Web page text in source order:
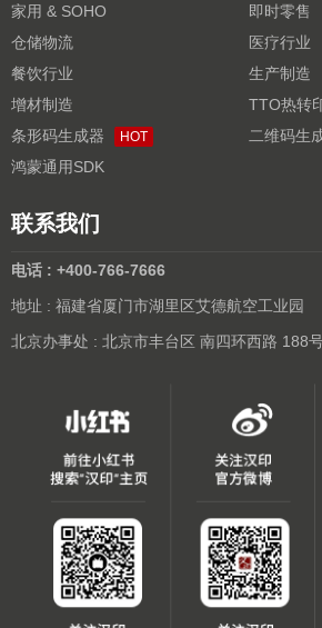
家用 & SOHO
即时零售
仓储物流
医疗行业
餐饮行业
生产制造
增材制造
TTO热转
条形码生成器
HOT 二维码生
鸿蒙通用SDK
联系我们
电话 : +400-766-7666
地址 : 福建省厦门市湖里区艾德航空工业园
北京办事处 : 北京市丰台区 南四环西路 188